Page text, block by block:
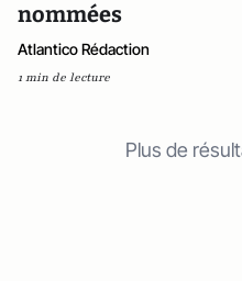
nommées
Atlantico Rédaction
1 min de lecture
Plus de